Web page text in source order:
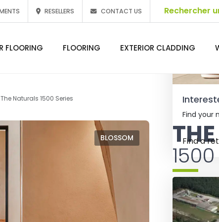
RESELLERS CONTACT US
FLOORING FLOORING EXTERIOR CLADDING
The Naturals 1500 Series
1500
The
vinyl floors
and
Find your
Find a
BLOSSOM